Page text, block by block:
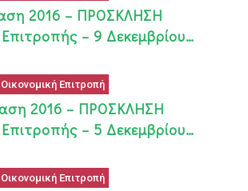
2016 – ΠΡΟΣΚΛΗΣΗ
Επιτροπής – 9 Δεκεμβρίου…
Οικονομική Επιτροπή
2016 – ΠΡΟΣΚΛΗΣΗ
Επιτροπής – 5 Δεκεμβρίου…
Οικονομική Επιτροπή